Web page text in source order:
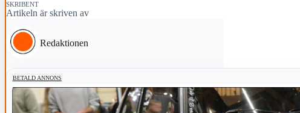
SKRIBENT
Artikeln är skriven av
Redaktionen
BETALD ANNONS